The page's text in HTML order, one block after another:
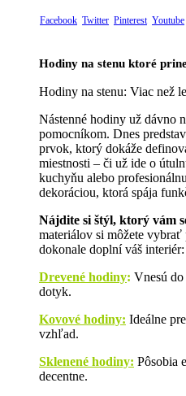
Facebook Twitter Pinterest Youtube
Hodiny na stenu ktoré
Hodiny na stenu: Viac než
Nástenné hodiny už dávno
pomocníkom. Dnes
prvok, ktorý dokáže
miestnosti – či už ide o
kuchyňu alebo
dekoráciou, ktorá spája
Nájdite si štýl, ktorý vám
materiálov si môžete
dokonale doplní váš interiér:
Drevené hodiny: Vnesú
dotyk.
Kovové hodiny: Ideálne
vzhľad.
Sklenené hodiny: Pôsobia
decentne.